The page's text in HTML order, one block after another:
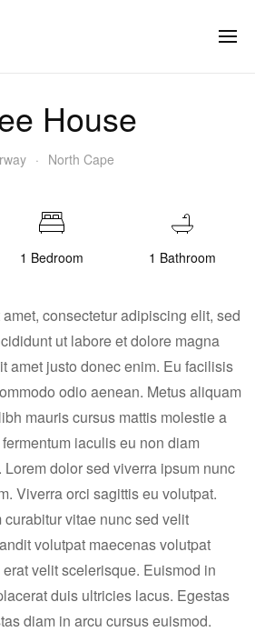
House
North Cape
1 Bedroom 1 Bathroom
consectetur adipiscing elit, sed
ut labore et dolore magna
amet justo donec enim. Eu facilisis
odio aenean. Metus aliquam
mauris cursus mattis molestie a
iaculis eu non diam
dolor sed viverra ipsum nunc
Viverra orci sagittis eu volutpat.
vitae nunc sed velit
volutpat maecenas volutpat
velit scelerisque. Euismod in
duis ultricies lacus. Egestas
diam in arcu cursus euismod.